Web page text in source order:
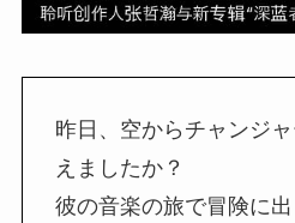
昨日、空からチャンジ
えましたか？
彼の音楽の旅で冒険に